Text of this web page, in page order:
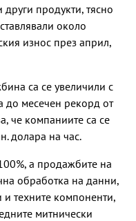
продукти, тясно
около
износ през април,
са се увеличили с
до месечен рекорд от
че компаниите са се
долара на час.
а продажбите на
обработка на данни,
и техните компоненти,
митнически